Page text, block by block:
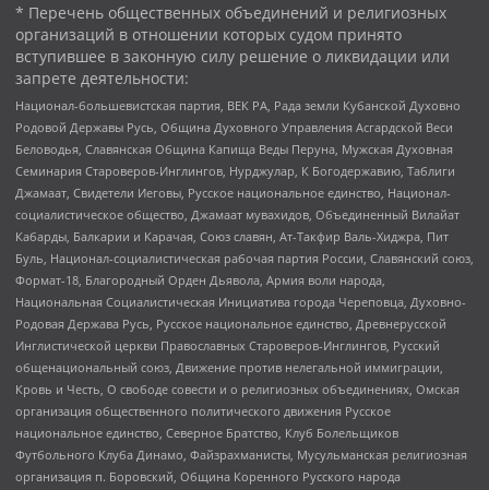
* Перечень общественных объединений и религиозных
организаций в отношении которых судом принято
вступившее в законную силу решение о ликвидации или
запрете деятельности:
Национал-большевистская партия, ВЕК РА, Рада земли Кубанской Духовно
Родовой Державы Русь, Община Духовного Управления Асгардской Веси
Беловодья, Славянская Община Капища Веды Перуна, Мужская Духовная
Семинария Староверов-Инглингов, Нурджулар, К Богодержавию, Таблиги
Джамаат, Свидетели Иеговы, Русское национальное единство, Национал-
социалистическое общество, Джамаат мувахидов, Объединенный Вилайат
Кабарды, Балкарии и Карачая, Союз славян, Ат-Такфир Валь-Хиджра, Пит
Буль, Национал-социалистическая рабочая партия России, Славянский союз,
Формат-18, Благородный Орден Дьявола, Армия воли народа,
Национальная Социалистическая Инициатива города Череповца, Духовно-
Родовая Держава Русь, Русское национальное единство, Древнерусской
Инглистической церкви Православных Староверов-Инглингов, Русский
общенациональный союз, Движение против нелегальной иммиграции,
Кровь и Честь, О свободе совести и о религиозных объединениях, Омская
организация общественного политического движения Русское
национальное единство, Северное Братство, Клуб Болельщиков
Футбольного Клуба Динамо, Файзрахманисты, Мусульманская религиозная
организация п. Боровский, Община Коренного Русского народа